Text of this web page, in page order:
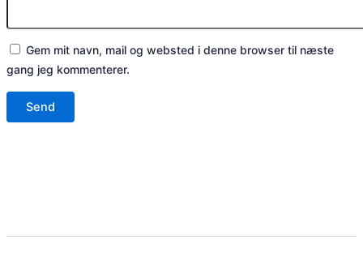
Gem mit navn, mail og websted i denne browser til næste
gang jeg kommenterer.